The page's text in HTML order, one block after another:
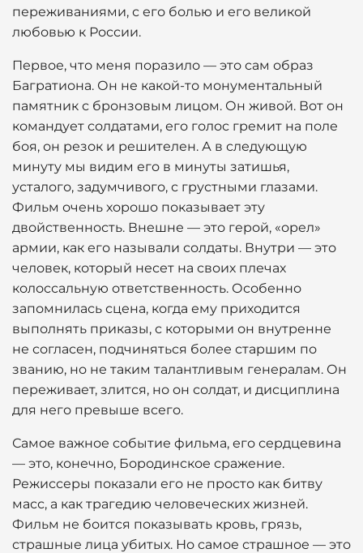
переживаниями, с его болью и его великой
любовью к России.
Первое, что меня поразило — это сам образ
Багратиона. Он не какой-то монументальный
памятник с бронзовым лицом. Он живой. Вот он
командует солдатами, его голос гремит на поле
боя, он резок и решителен. А в следующую
минуту мы видим его в минуты затишья,
усталого, задумчивого, с грустными глазами.
Фильм очень хорошо показывает эту
двойственность. Внешне — это герой, «орел»
армии, как его называли солдаты. Внутри — это
человек, который несет на своих плечах
колоссальную ответственность. Особенно
запомнилась сцена, когда ему приходится
выполнять приказы, с которыми он внутренне
не согласен, подчиняться более старшим по
званию, но не таким талантливым генералам. Он
переживает, злится, но он солдат, и дисциплина
для него превыше всего.
Самое важное событие фильма, его сердцевина
— это, конечно, Бородинское сражение.
Режиссеры показали его не просто как битву
масс, а как трагедию человеческих жизней.
Фильм не боится показывать кровь, грязь,
страшные лица убитых. Но самое страшное — это